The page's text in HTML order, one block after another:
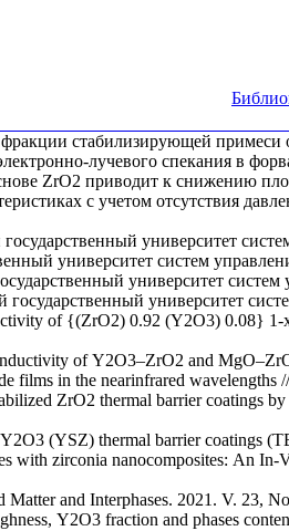
стабилизирующей
лучевого спекания в
ZrO2 приводит к снижению
с учетом отсутствия
университет
университет систем
университет
университет
of {(ZrO2) 0.92 (Y2O3) 0.08}
of Y2O3–ZrO2 and
films in the nearinfrared
ZrO2 thermal barrier coatings
(YSZ) thermal barrier coatings
with zirconia nanocomposites: An
and Interphases. 2021. V. 23,
Y2O3 fraction and phases